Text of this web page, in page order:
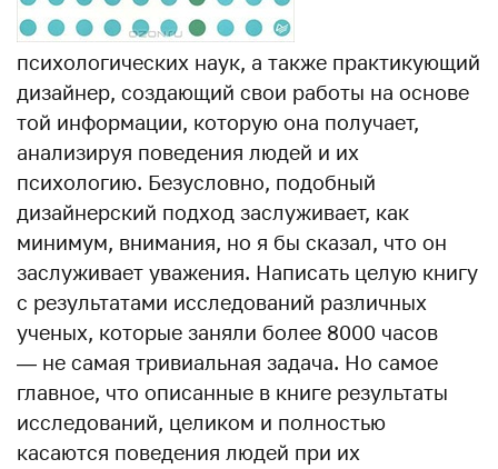
психологических наук, а также практикующий
дизайнер, создающий свои работы на основе
той информации, которую она получает,
анализируя поведения людей и их
психологию. Безусловно, подобный
дизайнерский подход заслуживает, как
минимум, внимания, но я бы сказал, что он
заслуживает уважения. Написать целую книгу
с результатами исследований различных
ученых, которые заняли более 8000 часов
— не самая тривиальная задача. Но самое
главное, что описанные в книге результаты
исследований, целиком и полностью
касаются поведения людей при их